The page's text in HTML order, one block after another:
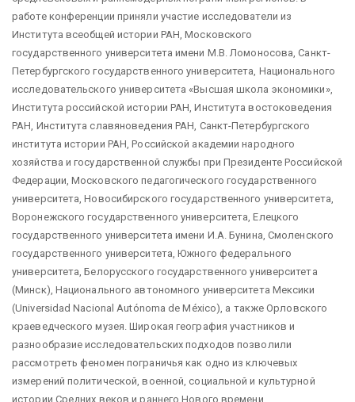
работе конференции приняли участие исследователи из
Института всеобщей истории РАН, Московского
государственного университета имени М.В. Ломоносова, Санкт-
Петербургского государственного университета, Национального
исследовательского университета «Высшая школа экономики»,
Института российской истории РАН, Института востоковедения
РАН, Института славяноведения РАН, Санкт-Петербургского
института истории РАН, Российской академии народного
хозяйства и государственной службы при Президенте Российской
Федерации, Московского педагогического государственного
университета, Новосибирского государственного университета,
Воронежского государственного университета, Елецкого
государственного университета имени И.А. Бунина, Смоленского
государственного университета, Южного федерального
университета, Белорусского государственного университета
(Минск), Национального автономного университета Мексики
(Universidad Nacional Autónoma de México), а также Орловского
краеведческого музея. Широкая география участников и
разнообразие исследовательских подходов позволили
рассмотреть феномен пограничья как одно из ключевых
измерений политической, военной, социальной и культурной
истории Средних веков и раннего Нового времени.